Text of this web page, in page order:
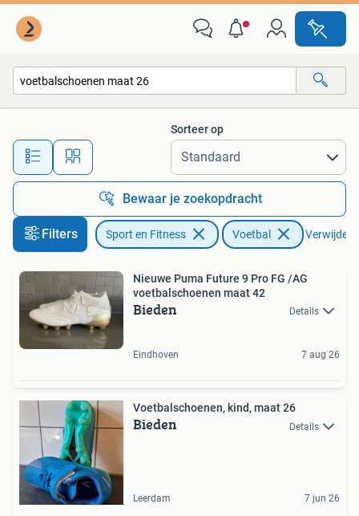
Alle afstanden…
Sorteer op
Bewaar je zoekopdracht
Filters Sport en Fitness Voetbal Verwijder
Nieuwe Puma Future 9 Pro FG /AG
voetbalschoenen maat 42
Bieden Details
Eindhoven 7 aug 26
Voetbalschoenen, kind, maat 26
Bieden Details
Leerdam 7 jun 26